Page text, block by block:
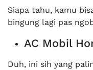
Siapa tahu, kamu
bingung lagi pas
AC Mobil
Duh, ini sih yang